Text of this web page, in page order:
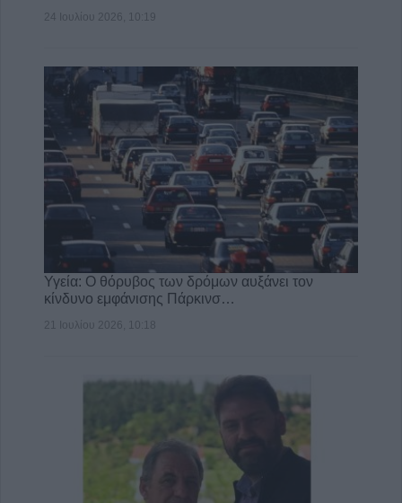
24 Ιουλίου 2026, 10:19
Υγεία: Ο θόρυβος των δρόμων αυξάνει τον
κίνδυνο εμφάνισης Πάρκινσ…
21 Ιουλίου 2026, 10:18